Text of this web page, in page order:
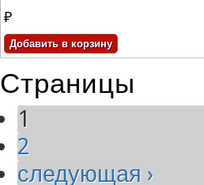
₽
Страницы
1
2
следующая ›